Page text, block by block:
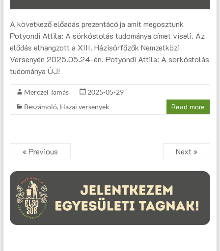
A következő előadás prezentácója amit megosztunk
Potyondi Attila: A sörkóstolás tudománya címet viseli. Az
elődás elhangzott a XIII. Házisörfőzők Nemzetközi
Versenyén 2025.05.24-én. Potyondi Attila: A sörkóstolás
tudománya ÚJ!
Merczel Tamás
2025-05-29
Beszámoló, Hazai versenyek Read more
« Previous Next »